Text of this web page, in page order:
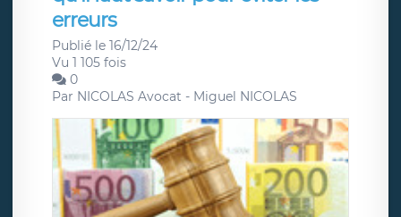
erreurs
Publié le 16/12/24
Vu 1 105 fois
0
Par NICOLAS Avocat - Miguel NICOLAS